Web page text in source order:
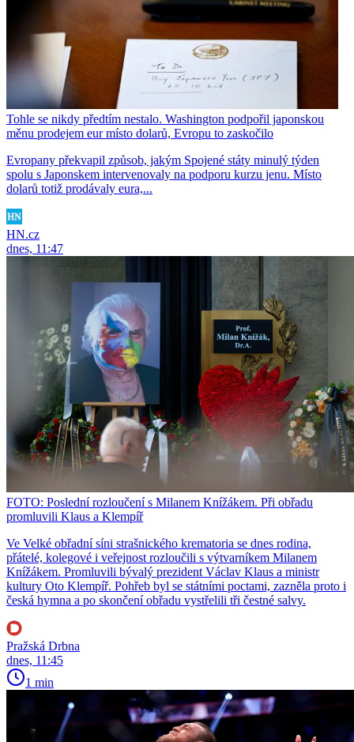
Tohle se nikdy předtím nestalo. Washington podpořil japonskou
měnu prodejem eur místo dolarů, Evropu to zaskočilo
Evropany překvapil způsob, jakým Spojené státy minulý týden
spolu s Japonskem intervenovaly na podporu kurzu jenu. Místo
dolarů totiž prodávaly eura,...
HN.cz
dnes, 11:47
FOTO: Poslední rozloučení s Milanem Knížákem. Při obřadu
promluvili Klaus a Klempíř
Ve Velké obřadní síni strašnického krematoria se dnes rodina,
přátelé, kolegové i veřejnost rozloučili s výtvarníkem Milanem
Knížákem. Promluvili bývalý prezident Václav Klaus a ministr
kultury Oto Klempíř. Pohřeb byl se státními poctami, zazněla proto i
česká hymna a po skončení obřadu vystřelili tři čestné salvy.
Pražská Drbna
dnes, 11:45
1 min